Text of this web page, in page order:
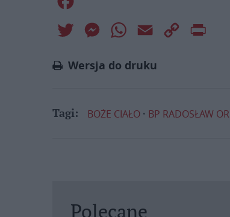
Twitter MessengerWhatsApp
Email
Copy
Wersja do druku
Tagi: BOŻE CIAŁO BP RADOSŁAW
Polecane